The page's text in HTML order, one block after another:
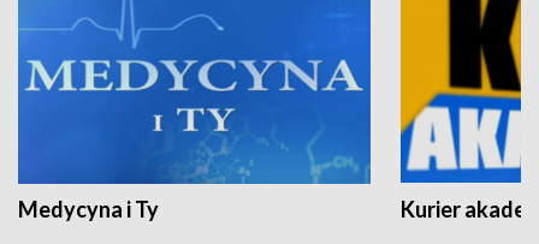
Medycyna i Ty Kurier